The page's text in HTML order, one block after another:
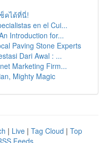
คได้ที่นี่!
en el Cui...
Introduction for...
Paving Stone Experts
Dari Awal : ...
Marketing Firm...
Mighty Magic
| Live | Tag Cloud | Top
Feeds